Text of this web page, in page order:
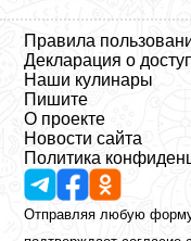
Правила
Декларация о
Наши кулинары
Пишите
О проекте
Новости сайта
Политика
Отправляя любую